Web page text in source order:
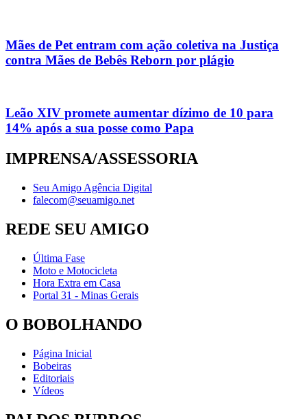
Mães de Pet entram com ação coletiva na Justiça
contra Mães de Bebês Reborn por plágio
Leão XIV promete aumentar dízimo de 10 para
14% após a sua posse como Papa
IMPRENSA/ASSESSORIA
Seu Amigo Agência Digital
falecom@seuamigo.net
REDE SEU AMIGO
Última Fase
Moto e Motocicleta
Hora Extra em Casa
Portal 31 - Minas Gerais
O BOBOLHANDO
Página Inicial
Bobeiras
Editoriais
Vídeos